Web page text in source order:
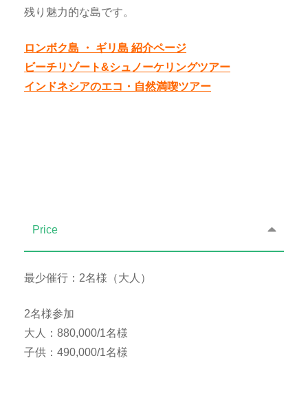
残り魅力的な島です。
ロンボク島 ・ ギリ島 紹介ページ
ビーチリゾート&シュノーケリングツアー
インドネシアのエコ・自然満喫ツアー
Price
最少催行：2名様（大人）
2名様参加
大人：880,000/1名様
子供：490,000/1名様